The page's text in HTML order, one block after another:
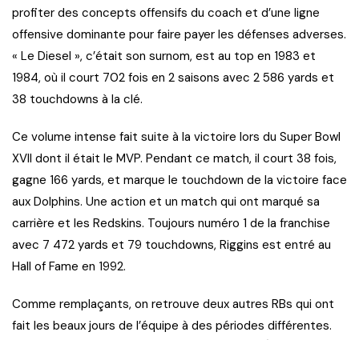
profiter des concepts offensifs du coach et d’une ligne
offensive dominante pour faire payer les défenses adverses.
« Le Diesel », c’était son surnom, est au top en 1983 et
1984, où il court 702 fois en 2 saisons avec 2 586 yards et
38 touchdowns à la clé.
Ce volume intense fait suite à la victoire lors du Super Bowl
XVII dont il était le MVP. Pendant ce match, il court 38 fois,
gagne 166 yards, et marque le touchdown de la victoire face
aux Dolphins. Une action et un match qui ont marqué sa
carrière et les Redskins. Toujours numéro 1 de la franchise
avec 7 472 yards et 79 touchdowns, Riggins est entré au
Hall of Fame en 1992.
Comme remplaçants, on retrouve deux autres RBs qui ont
fait les beaux jours de l’équipe à des périodes différentes.